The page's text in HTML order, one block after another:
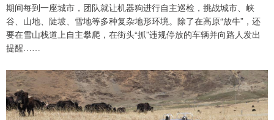
期间每到一座城市，团队就让机器狗进行自主巡检，挑战城市、峡
谷、山地、陡坡、雪地等多种复杂地形环境。除了在高原“放牛”，还
要在雪山栈道上自主攀爬，在街头“抓”违规停放的车辆并向路人发出
提醒……